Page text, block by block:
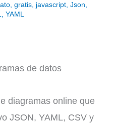
gratis javascript Json
YAML
de datos
diagramas online que
JSON, YAML, CSV y